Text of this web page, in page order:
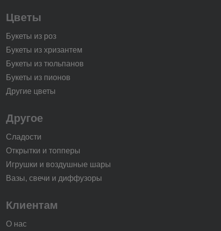
Цветы
Букеты из роз
Букеты из хризантем
Букеты из тюльпанов
Букеты из пионов
Другие цветы
Другое
Сладости
Открытки и топперы
Игрушки и воздушные шары
Вазы, свечи и диффузоры
Клиентам
О нас